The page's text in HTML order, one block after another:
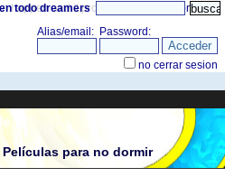
happen and it probably will» directorio
todo dreamers
Películas para no dormir